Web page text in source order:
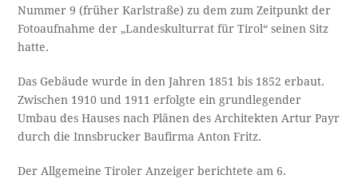
Nummer 9 (früher Karlstraße) zu dem zum Zeitpunkt der
Fotoaufnahme der „Landeskulturrat für Tirol“ seinen Sitz
hatte.
Das Gebäude wurde in den Jahren 1851 bis 1852 erbaut.
Zwischen 1910 und 1911 erfolgte ein grundlegender
Umbau des Hauses nach Plänen des Architekten Artur Payr
durch die Innsbrucker Baufirma Anton Fritz.
Der Allgemeine Tiroler Anzeiger berichtete am 6.